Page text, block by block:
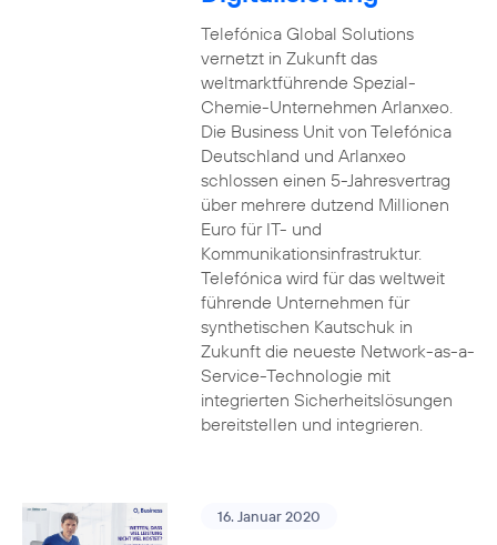
Telefónica Global Solutions
vernetzt in Zukunft das
weltmarktführende Spezial-
Chemie-Unternehmen Arlanxeo.
Die Business Unit von Telefónica
Deutschland und Arlanxeo
schlossen einen 5-Jahresvertrag
über mehrere dutzend Millionen
Euro für IT- und
Kommunikationsinfrastruktur.
Telefónica wird für das weltweit
führende Unternehmen für
synthetischen Kautschuk in
Zukunft die neueste Network-as-a-
Service-Technologie mit
integrierten Sicherheitslösungen
bereitstellen und integrieren.
16. Januar 2020